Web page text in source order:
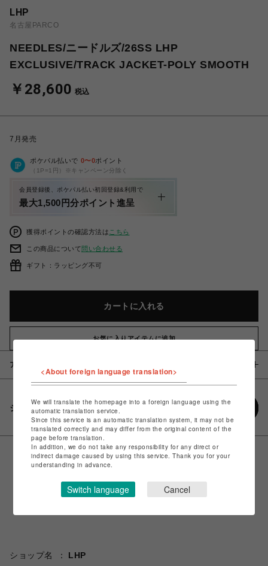
LHP
名古屋PARCO
NEEDLES/ニードルズ/26SS LHP
EXCLUSIVE/TRACK JACKET-POLY SMOOTH
￥28,600 税込
7月発売
ポケパル払いで 0〜0ポイント
（1P=1円）※キャンペーン分除く
会員登録後、ポケパル払い初回登録&利用で
最大1,500円分ポイント進呈
獲得ポイントの確認方法は こちら
この商品について問い合わせる
ギフト：ラッピング不可
カートに入れる
お気に入りアイテムに追加
アイテム説明 / 素材
シェアする
ショップ名
LHP
<About foreign language translation>
We will translate the homepage into a foreign language using the
automatic translation service.
Since this service is an automatic translation system, it may not be
translated correctly and may differ from the original content of the
page before translation.
In addition, we do not take any responsibility for any direct or
indirect damage caused by using this service. Thank you for your
understanding in advance.
Switch language Cancel